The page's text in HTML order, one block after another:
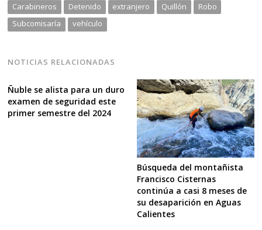
Carabineros Detenido extranjero Quillón
Robo
Subcomisaría
vehículo
NOTICIAS RELACIONADAS
Ñuble se alista para un duro
examen de seguridad este
primer semestre del 2024
Búsqueda del montañista
Francisco Cisternas
continúa a casi 8 meses de
su desaparición en Aguas
Calientes